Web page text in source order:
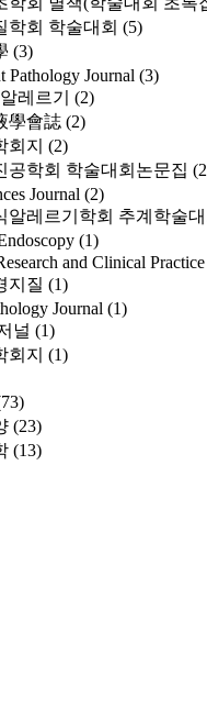
학회 학술대회 (5)
(3)
Pathology Journal (3)
레르기
(2)
學會誌 (2)
회지 (2)
공학회 학술대회논문집
Journal (2)
알레르기학회 추계학술
(1)
and Clinical Practice
지질 (1)
Journal (1)
널 (1)
회지 (1)
(23)
(13)